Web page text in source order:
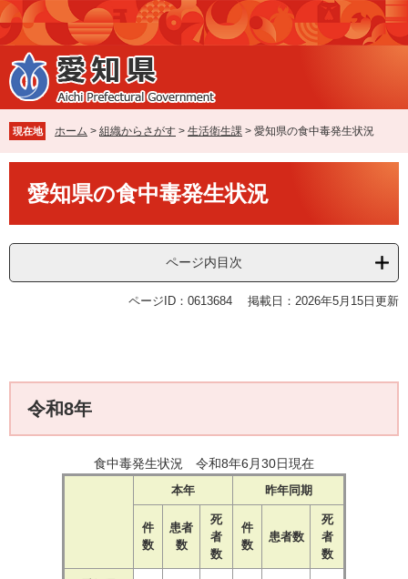
ペ
ー
ジ
の
先
で
す
。
メ
ニ
ュ
ー
を
ば
し
て
現在地 ホーム > 組織からさがす > 生活衛生課 > 愛知県の食中毒発生状況
愛知県の食中毒発生状況
ページ内目次
ページID：0613684 掲載日：2026年5月15日更新
令和8年
食中毒発生状況 令和8年6月30日現在
本年 昨年同期
件
数
患者
数
死
者
数
件
数
患者数
死
者
数